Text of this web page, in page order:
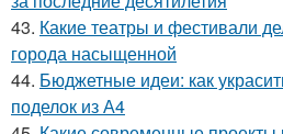
43. Какие театры и фестивали
города насыщенной
44. Бюджетные идеи: как
поделок из А4